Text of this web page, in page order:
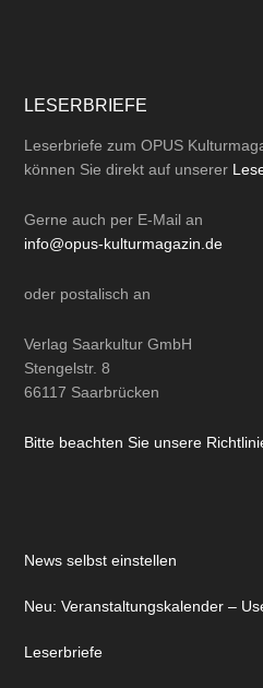
LESERBRIEFE
Leserbriefe zum OPUS
können Sie direkt auf unserer
Gerne auch per E-Mail an
info@opus-kulturmagazin.de
oder postalisch an
Verlag Saarkultur GmbH
Stengelstr. 8
66117 Saarbrücken
Bitte beachten Sie unsere
News selbst einstellen
Neu: Veranstaltungskalender –
Leserbriefe